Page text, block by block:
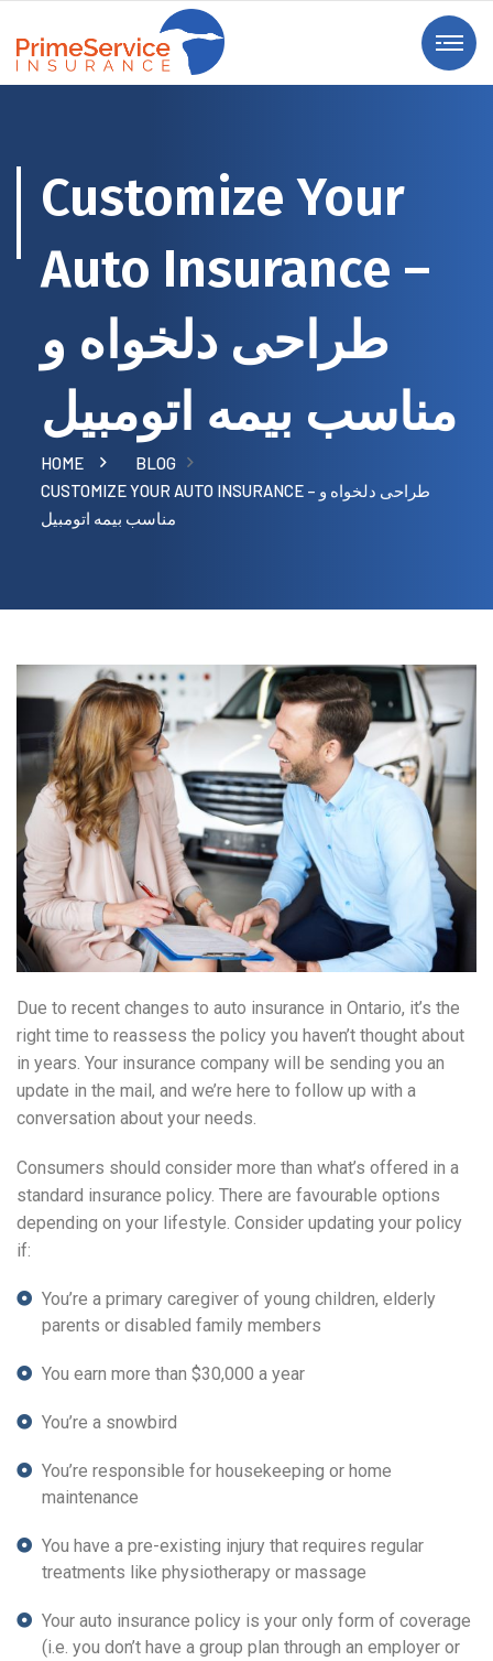
Customize Your
Auto Insurance –
طراحی دلخواه و
مناسب بیمه اتومبیل
HOME
BLOG
CUSTOMIZE YOUR AUTO INSURANCE – طراحی دلخواه و
مناسب بیمه اتومبیل
Due to recent changes to auto insurance in Ontario, it’s the
right time to reassess the policy you haven’t thought about
in years. Your insurance company will be sending you an
update in the mail, and we’re here to follow up with a
conversation about your needs.
Consumers should consider more than what’s offered in a
standard insurance policy. There are favourable options
depending on your lifestyle. Consider updating your policy
if:
You’re a primary caregiver of young children, elderly
parents or disabled family members
You earn more than $30,000 a year
You’re a snowbird
You’re responsible for housekeeping or home
maintenance
You have a pre-existing injury that requires regular
treatments like physiotherapy or massage
Your auto insurance policy is your only form of coverage
(i.e. you don’t have a group plan through an employer or